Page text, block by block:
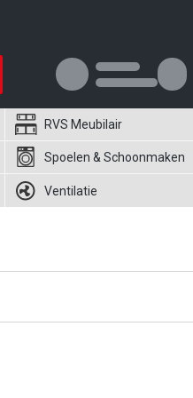
RVS Meubilair
Spoelen & Schoonmaken
Ventilatie